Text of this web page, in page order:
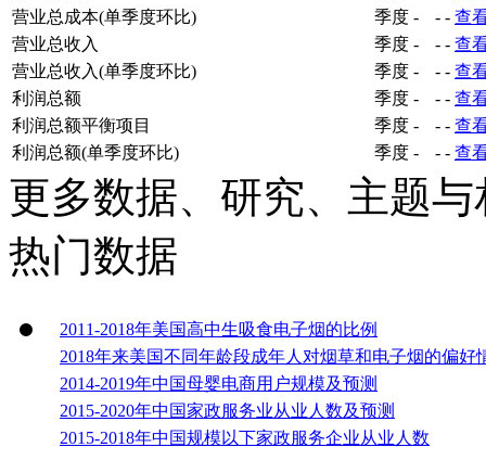
营业总成本(单季度环比)
季度 - - - 查
营业总收入
季度 - - - 查
营业总收入(单季度环比)
季度 - - - 查
利润总额
季度 - - - 查
利润总额平衡项目
季度 - - - 查
利润总额(单季度环比)
季度 - - - 查
更多数据、研究、主题
热门数据
2011-2018年美国高中生吸食电子烟的比例
2018年来美国不同年龄段成年人对烟草和电子烟的偏好
2014-2019年中国母婴电商用户规模及预测
2015-2020年中国家政服务业从业人数及预测
2015-2018年中国规模以下家政服务企业从业人数